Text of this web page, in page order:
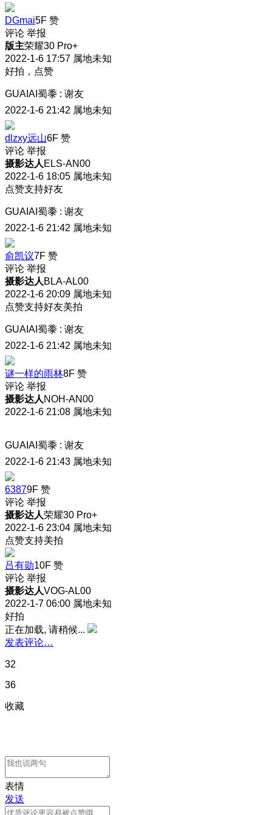
DGmai5F 赞
评论 举报
版主荣耀30 Pro+
2022-1-6 17:57 属地未知
好拍，点赞
GUAIAI蜀黍 : 谢友
2022-1-6 21:42 属地未知
dlzxy远山6F 赞
评论 举报
摄影达人 ELS-AN00
2022-1-6 18:05 属地未知
点赞支持好友
GUAIAI蜀黍 : 谢友
2022-1-6 21:42 属地未知
俞凯议7F 赞
评论 举报
摄影达人 BLA-AL00
2022-1-6 20:09 属地未知
点赞支持好友美拍
GUAIAI蜀黍 : 谢友
2022-1-6 21:42 属地未知
谜一样的雨林8F 赞
评论 举报
摄影达人 NOH-AN00
2022-1-6 21:08 属地未知
GUAIAI蜀黍 : 谢友
2022-1-6 21:43 属地未知
63879F 赞
评论 举报
摄影达人荣耀30 Pro+
2022-1-6 23:04 属地未知
点赞支持美拍
吕有勋10F 赞
评论 举报
摄影达人VOG-AL00
2022-1-7 06:00 属地未知
好拍
正在加载, 请稍候...
发表评论…
32
36
收藏
表情
发送